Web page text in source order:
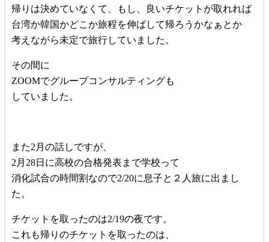
帰りは決めていなくて、もし、良いチケットが取れれば
台湾か韓国かどこか旅程を伸ばして帰ろうかなぁとか
考えながら未定で旅行していました。
その間に
ZOOMでグループコンサルティングも
していました。
また2月の話しですが、
2月28日に高校の合格発表まで学校って
消化試合の時間割なので2/20に息子と２人旅に出まし
た。
チケットを取ったのは2/19の夜です。
これも帰りのチケットを取ったのは、